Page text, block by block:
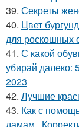
39. Секреты
40. Цвет
для роскошных
41. С какой
убирай далеко:
2023
42. Лучшие
43. Как с